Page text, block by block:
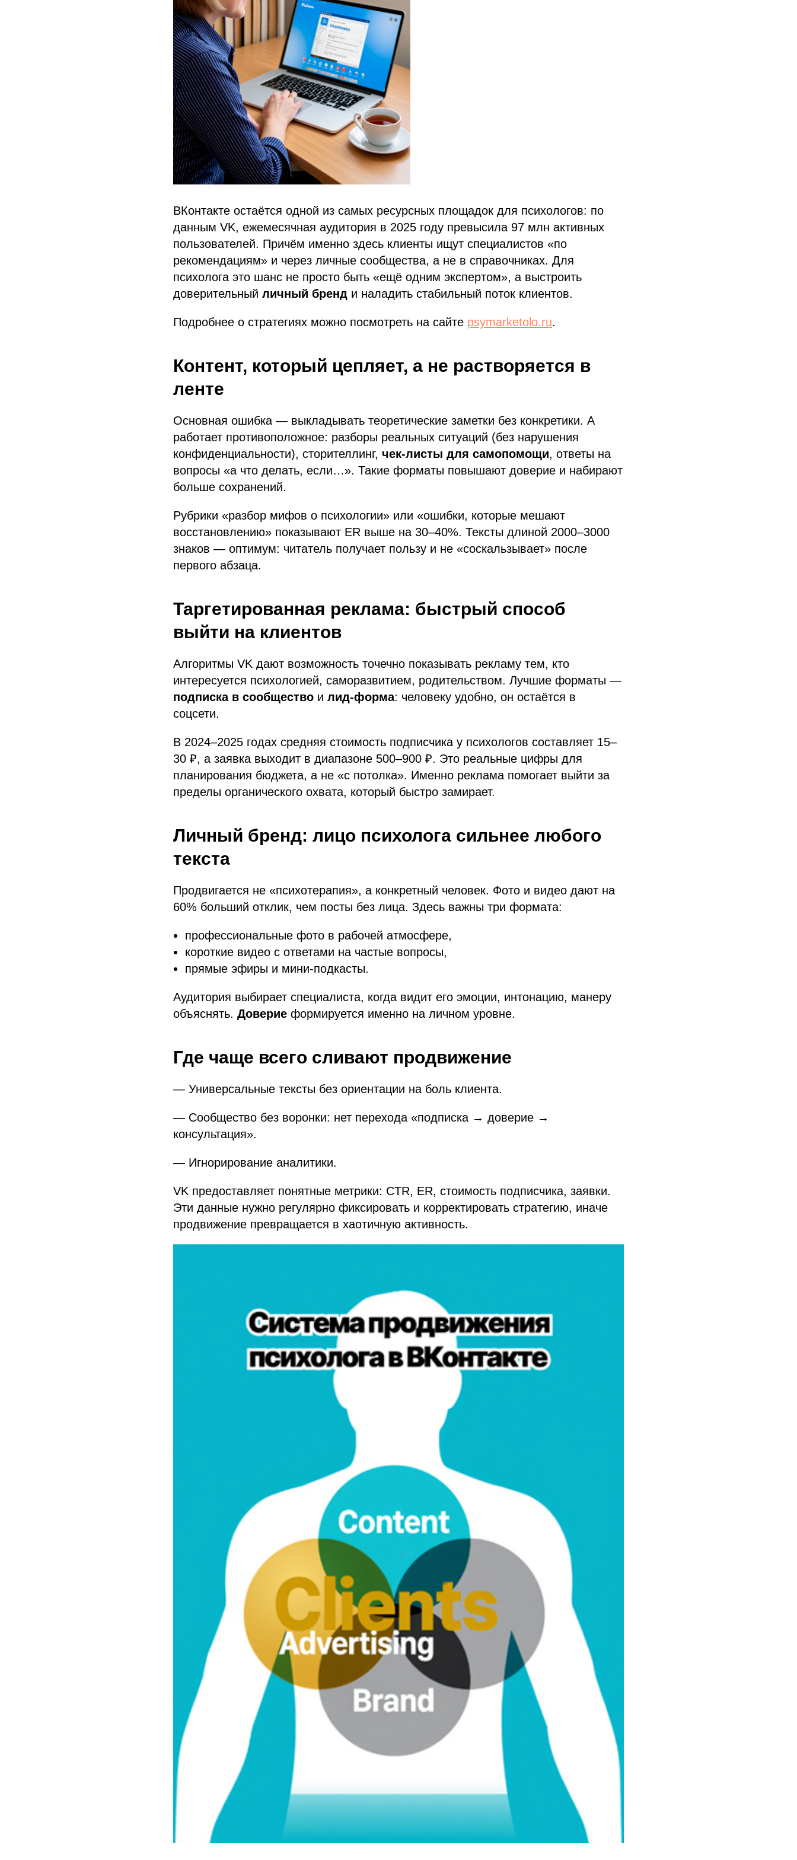
ВКонтакте остаётся одной из самых ресурсных площадок для психологов: по
данным VK, ежемесячная аудитория в 2025 году превысила 97 млн активных
пользователей. Причём именно здесь клиенты ищут специалистов «по
рекомендациям» и через личные сообщества, а не в справочниках. Для
психолога это шанс не просто быть «ещё одним экспертом», а выстроить
доверительный личный бренд и наладить стабильный поток клиентов.
Подробнее о стратегиях можно посмотреть на сайте psymarketolo.ru.
Контент, который цепляет, а не растворяется в
ленте
Основная ошибка — выкладывать теоретические заметки без конкретики. А
работает противоположное: разборы реальных ситуаций (без нарушения
конфиденциальности), сторителлинг, чек-листы для самопомощи, ответы на
вопросы «а что делать, если…». Такие форматы повышают доверие и набирают
больше сохранений.
Рубрики «разбор мифов о психологии» или «ошибки, которые мешают
восстановлению» показывают ER выше на 30–40%. Тексты длиной 2000–3000
знаков — оптимум: читатель получает пользу и не «соскальзывает» после
первого абзаца.
Таргетированная реклама: быстрый способ
выйти на клиентов
Алгоритмы VK дают возможность точечно показывать рекламу тем, кто
интересуется психологией, саморазвитием, родительством. Лучшие форматы —
подписка в сообщество и лид-форма: человеку удобно, он остаётся в
соцсети.
В 2024–2025 годах средняя стоимость подписчика у психологов составляет 15–
30 ₽, а заявка выходит в диапазоне 500–900 ₽. Это реальные цифры для
планирования бюджета, а не «с потолка». Именно реклама помогает выйти за
пределы органического охвата, который быстро замирает.
Личный бренд: лицо психолога сильнее любого
текста
Продвигается не «психотерапия», а конкретный человек. Фото и видео дают на
60% больший отклик, чем посты без лица. Здесь важны три формата:
профессиональные фото в рабочей атмосфере,
короткие видео с ответами на частые вопросы,
прямые эфиры и мини-подкасты.
Аудитория выбирает специалиста, когда видит его эмоции, интонацию, манеру
объяснять. Доверие формируется именно на личном уровне.
Где чаще всего сливают продвижение
— Универсальные тексты без ориентации на боль клиента.
— Сообщество без воронки: нет перехода «подписка → доверие →
консультация».
— Игнорирование аналитики.
VK предоставляет понятные метрики: CTR, ER, стоимость подписчика, заявки.
Эти данные нужно регулярно фиксировать и корректировать стратегию, иначе
продвижение превращается в хаотичную активность.